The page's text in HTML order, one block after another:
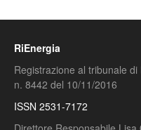
RiEnergia
Registrazione al tribunale di
n. 8442 del 10/11/2016
ISSN 2531-7172